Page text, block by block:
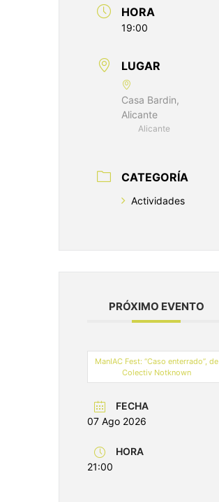
HORA
19:00
LUGAR
Casa Bardin,
Alicante
Alicante
CATEGORÍA
Actividades
PRÓXIMO EVENTO
ManIAC Fest: “Caso enterrado”, de
Colectiv Notknown
FECHA
07 Ago 2026
HORA
21:00